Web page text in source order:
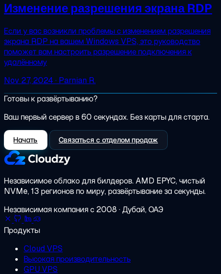
Изменение разрешения экрана RDP
Если у вас возникли проблемы с изменением разрешения
экрана RDP на вашем Windows VPS, это руководство
поможет вам настроить разрешение подключения к
удалённому
Nov 27, 2024 · Parnian R.
Готовы к развёртыванию?
Ваш первый сервер в 60 секундах. Без карты для старта.
Начать Связаться с отделом продаж
Независимое облако для билдеров.AMD EPYC, чистый
NVMe, 13 регионов по миру, развёртывание за секунды.
Независимая компания с 2008 · Дубай, ОАЭ
Продукты
Cloud VPS
Высокая производительность
GPU VPS